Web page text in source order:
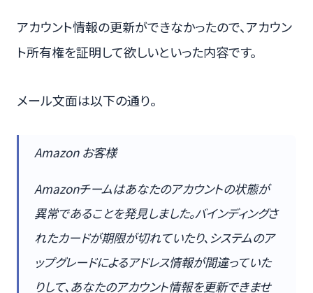
アカウント情報の更新ができなかったので、アカウン
ト所有権を証明して欲しいといった内容です。
メール文面は以下の通り。
Amazon お客様
Amazonチームはあなたのアカウントの状態が
異常であることを発見しました。バインディングさ
れたカードが期限が切れていたり、システムのア
ップグレードによるアドレス情報が間違っていた
りして、あなたのアカウント情報を更新できませ